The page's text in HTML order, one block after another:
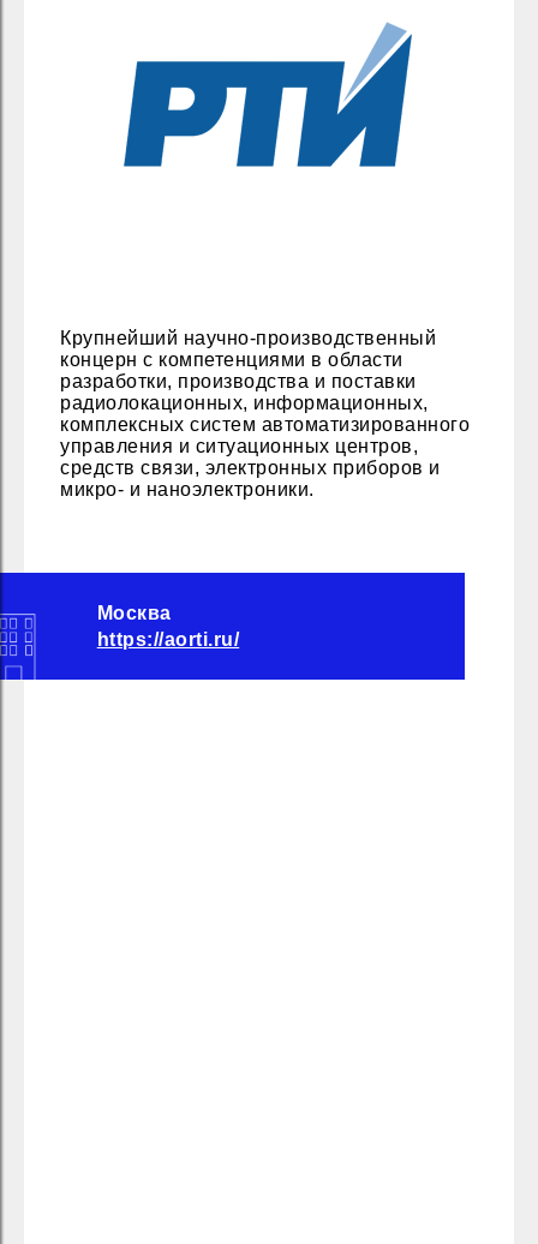
Крупнейший научно-производственный
концерн с компетенциями в области
разработки, производства и поставки
радиолокационных, информационных,
комплексных систем автоматизированного
управления и ситуационных центров,
средств связи, электронных приборов и
микро- и наноэлектроники.
Москва
https://aorti.ru/